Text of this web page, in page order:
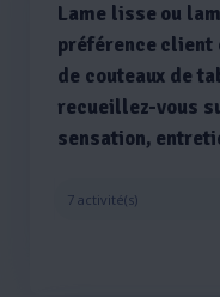
Lame lisse ou
préférence client
de couteaux de
recueillez-vous
sensation,
7 activité(s)